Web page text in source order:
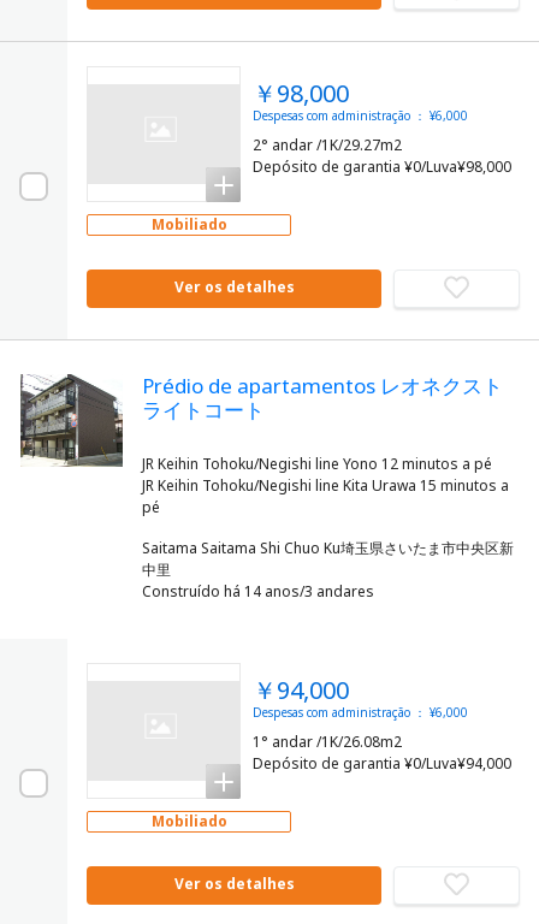
￥98,000
Despesas com administração ： ¥6,000
2° andar /1K/29.27m2
Depósito de garantia ¥0/Luva¥98,000
Mobiliado
Ver os detalhes
Prédio de apartamentos レオネクスト
ライトコート
JR Keihin Tohoku/Negishi line Yono 12 minutos a pé
JR Keihin Tohoku/Negishi line Kita Urawa 15 minutos a
Saitama Saitama Shi Chuo Ku埼玉県さいたま市中央区新
中里
Construído há 14 anos/3 andares
￥94,000
Despesas com administração ： ¥6,000
1° andar /1K/26.08m2
Depósito de garantia ¥0/Luva¥94,000
Mobiliado
Ver os detalhes